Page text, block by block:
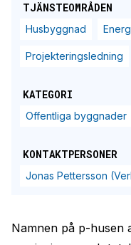
TJÄNSTEOMRÅDEN
Husbyggnad
Projekteringsledning
KATEGORI
Offentliga byggnader
KONTAKTPERSONER
Jonas Pettersson
Namnen på p-husen